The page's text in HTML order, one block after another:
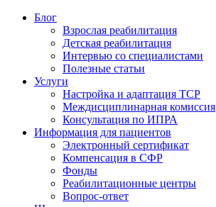
Блог
Взрослая реабилитация
Детская реабилитация
Интервью со специалистами
Полезные статьи
Услуги
Настройка и адаптация ТСР
Междисциплинарная комиссия
Консультация по ИПРА
Информация для пациентов
Электронный сертификат
Компенсация в СФР
Фонды
Реабилитационные центры
Вопрос-ответ